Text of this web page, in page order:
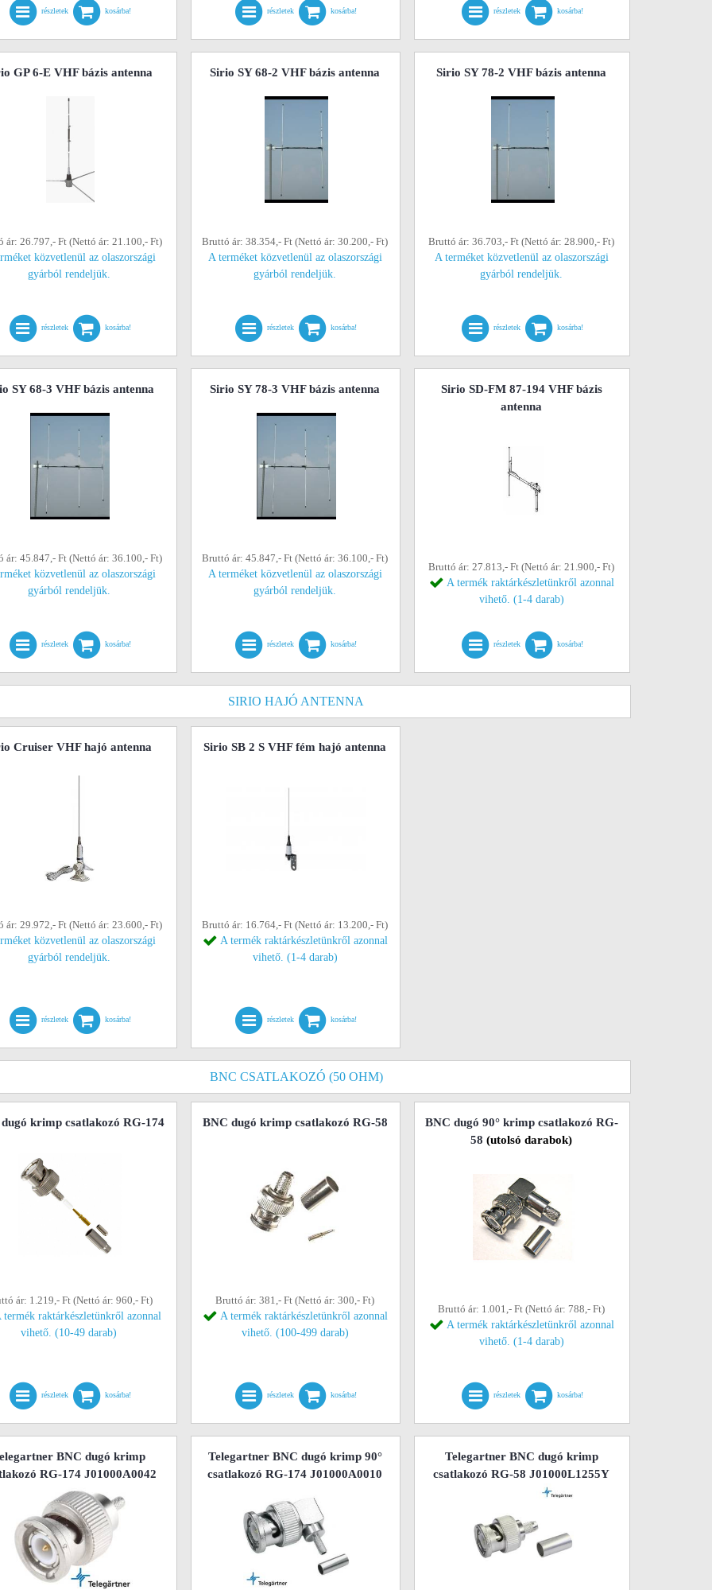
részletek kosárba! részletek kosárba! részletek kosárba!
GP 6-E VHF bázis antenna
ár: 26.797,- Ft (Nettó ár: 21.100,- Ft)
közvetlenül az olaszországi
gyárból rendeljük.
részletek kosárba!
Sirio SY 68-2 VHF bázis antenna
Bruttó ár: 38.354,- Ft (Nettó ár: 30.200,- Ft)
A terméket közvetlenül az olaszországi
gyárból rendeljük.
részletek kosárba!
Sirio SY 78-2 VHF bázis antenna
Bruttó ár: 36.703,- Ft (Nettó ár: 28.900,- Ft)
A terméket közvetlenül az olaszországi
gyárból rendeljük.
részletek kosárba!
SY 68-3 VHF bázis antenna
ár: 45.847,- Ft (Nettó ár: 36.100,- Ft)
közvetlenül az olaszországi
gyárból rendeljük.
részletek kosárba!
Sirio SY 78-3 VHF bázis antenna
Bruttó ár: 45.847,- Ft (Nettó ár: 36.100,- Ft)
A terméket közvetlenül az olaszországi
gyárból rendeljük.
részletek kosárba!
Sirio SD-FM 87-194 VHF bázis
antenna
Bruttó ár: 27.813,- Ft (Nettó ár: 21.900,- Ft)
A termék raktárkészletünkről azonnal
vihető. (1-4 darab)
részletek kosárba!
SIRIO HAJÓ ANTENNA
Cruiser VHF hajó antenna
ár: 29.972,- Ft (Nettó ár: 23.600,- Ft)
közvetlenül az olaszországi
gyárból rendeljük.
részletek kosárba!
Sirio SB 2 S VHF fém hajó antenna
Bruttó ár: 16.764,- Ft (Nettó ár: 13.200,- Ft)
A termék raktárkészletünkről azonnal
vihető. (1-4 darab)
részletek kosárba!
BNC CSATLAKOZÓ (50 OHM)
krimp csatlakozó RG-174
ár: 1.219,- Ft (Nettó ár: 960,- Ft)
termék raktárkészletünkről azonnal
vihető. (10-49 darab)
részletek kosárba!
BNC dugó krimp csatlakozó RG-58
Bruttó ár: 381,- Ft (Nettó ár: 300,- Ft)
A termék raktárkészletünkről azonnal
vihető. (100-499 darab)
részletek kosárba!
BNC dugó 90° krimp csatlakozó RG-
58 (utolsó darabok)
Bruttó ár: 1.001,- Ft (Nettó ár: 788,- Ft)
A termék raktárkészletünkről azonnal
vihető. (1-4 darab)
részletek kosárba!
BNC dugó krimp
RG-174 J01000A0042
Telegartner BNC dugó krimp 90°
csatlakozó RG-174 J01000A0010
Telegartner BNC dugó krimp
csatlakozó RG-58 J01000L1255Y